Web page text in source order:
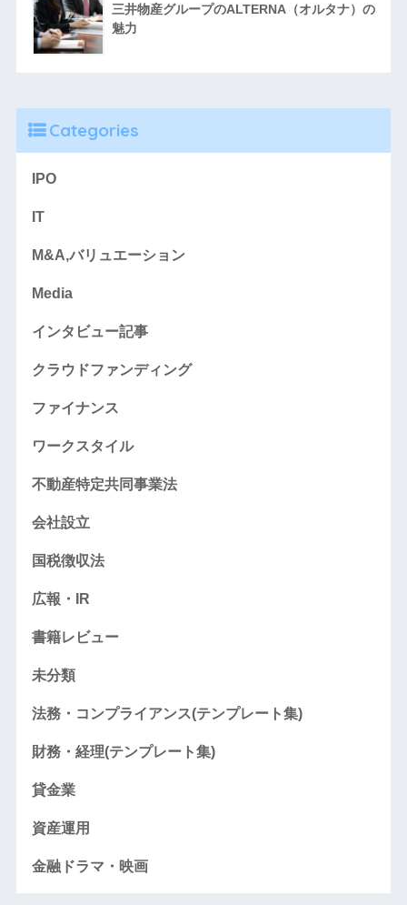
三井物産グループのALTERNA（オルタナ）の
魅力
Categories
IPO
IT
M&A,バリュエーション
Media
インタビュー記事
クラウドファンディング
ファイナンス
ワークスタイル
不動産特定共同事業法
会社設立
国税徴収法
広報・IR
書籍レビュー
未分類
法務・コンプライアンス(テンプレート集)
財務・経理(テンプレート集)
貸金業
資産運用
金融ドラマ・映画